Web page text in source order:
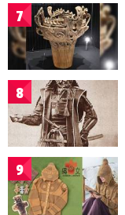
7
8
9